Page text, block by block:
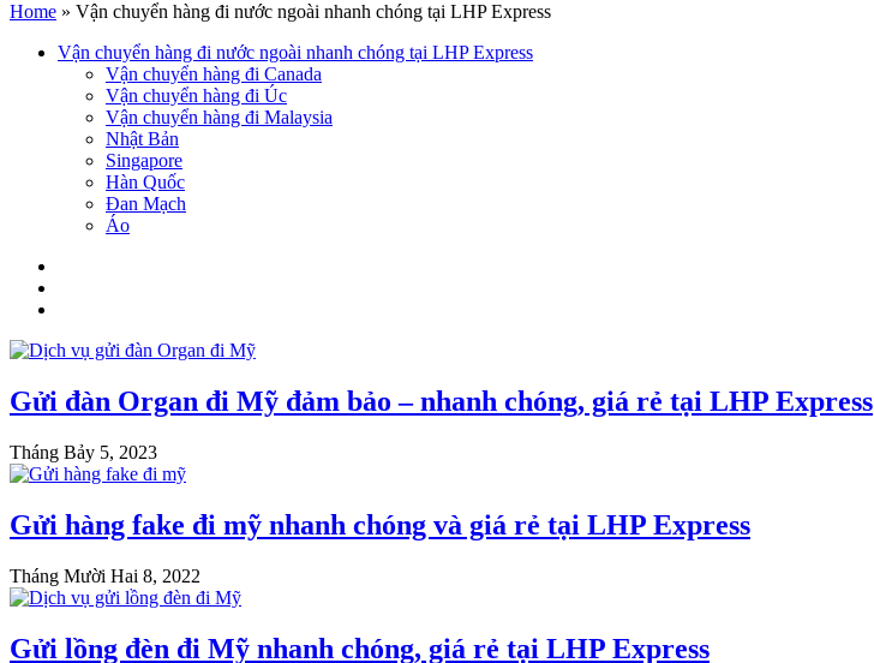
Home » Vận chuyển hàng đi nước ngoài nhanh chóng tại LHP Express
Vận chuyển hàng đi nước ngoài nhanh chóng tại LHP Express
Vận chuyển hàng đi Canada
Vận chuyển hàng đi Úc
Vận chuyển hàng đi Malaysia
Nhật Bản
Singapore
Hàn Quốc
Đan Mạch
Áo
Gửi đàn Organ đi Mỹ đảm bảo – nhanh chóng, giá rẻ tại LHP Express
Tháng Bảy 5, 2023
Gửi hàng fake đi mỹ nhanh chóng và giá rẻ tại LHP Express
Tháng Mười Hai 8, 2022
Gửi lồng đèn đi Mỹ nhanh chóng, giá rẻ tại LHP Express